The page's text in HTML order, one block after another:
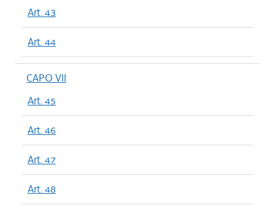
Art. 43
Art. 44
CAPO VII
Art. 45
Art. 46
Art. 47
Art. 48